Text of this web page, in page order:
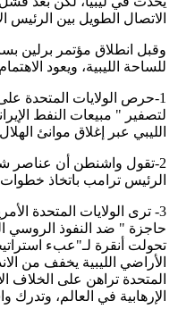
الاتصال الطويل بين
وقبل انطلاق مؤتمر برلين
للساحة الليبية، ويعود
لتصفير " مبيعات النفط
الليبي عبر إغلاق موانئ
2-تقول واشنطن أن عناصر
الرئيس ترامب باتخاذ
3- ترى الولايات المتحدة
حاجزة " ضد النفوذ الروسي
تحولت أنقرة لـ"عبء
المتحدة تراهن على الخلاف
الإرهابية في العالم، وتدرك واشنطن أن